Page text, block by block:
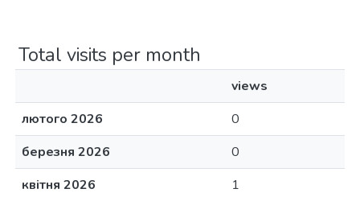
Total visits per month
views
лютого 2026
0
березня 2026
0
квітня 2026
1